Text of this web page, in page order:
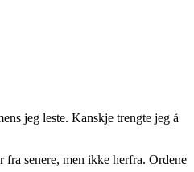
jeg leste. Kanskje trengte jeg å
senere, men ikke herfra. Ordene